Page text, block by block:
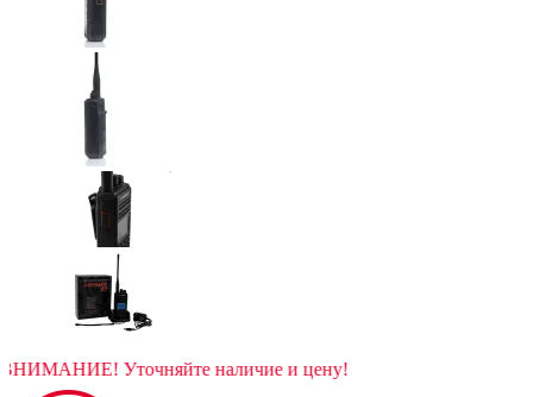
ВНИМАНИЕ! Уточняйте наличие и цену!